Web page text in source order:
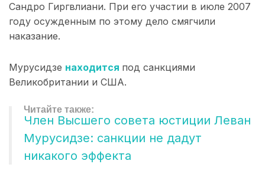
Сандро Гиргвлиани. При его участии в июле 2007
году осужденным по этому дело смягчили
наказание.
Мурусидзе находится под санкциями
Великобритании и США.
Член Высшего совета юстиции Леван
Мурусидзе: санкции не дадут
никакого эффекта